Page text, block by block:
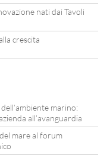
nati dai Tavoli
crescita
marino:
all’avanguardia
mare al forum